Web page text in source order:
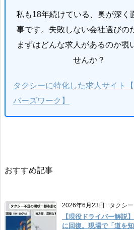
私も18年続けている、奥が深く
事です。失敗しない会社選びの
まずはどんな求人があるのか覗
せんか？
タクシーに特化した求人サイト
バーズワーク】
おすすめ記事
2026年6月23日 : タクシ
【現役ドライバー解説
に回復。現場で「道を